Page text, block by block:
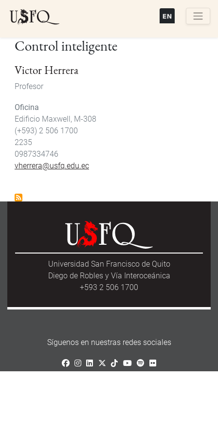
Control inteligente
Victor Herrera
Profesor
Oficina
Edificio Maxwell, M-308
(+593) 2 506 1700
2235
0987334746
vherrera@usfq.edu.ec
Universidad San Francisco de Quito
Diego de Robles y Vía Interoceánica
+593 2 506 1700
Síguenos en nuestras redes sociales